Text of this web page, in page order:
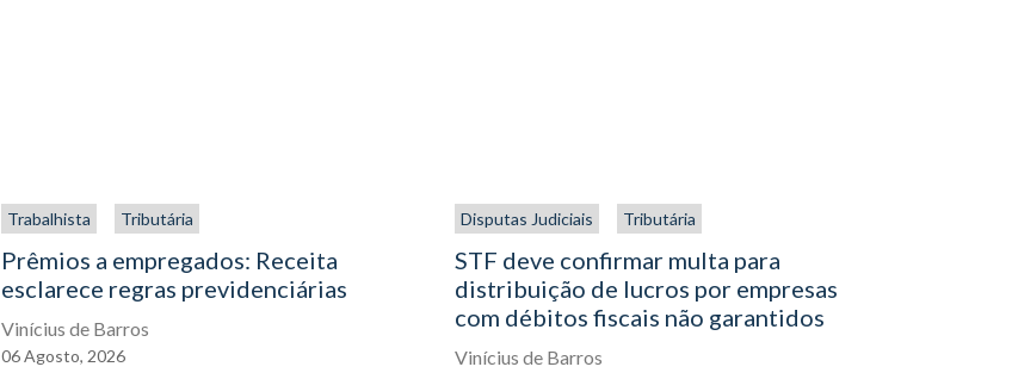
Trabalhista Tributária
Prêmios a empregados: Receita
esclarece regras previdenciárias
Vinícius de Barros
06Agosto, 2026
Disputas Judiciais Tributária
STF deve confirmar multa para
distribuição de lucros por empresas
com débitos fiscais não garantidos
Vinícius de Barros